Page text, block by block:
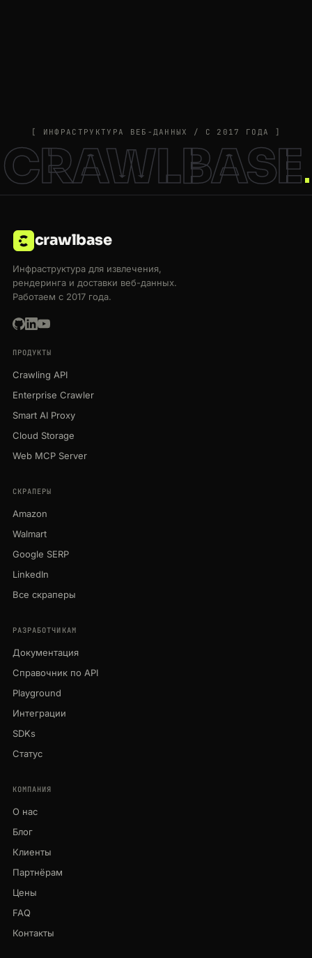
[ ИНФРАСТРУКТУРА ВЕБ-ДАННЫХ / С 2017 ГОДА ]
CRAWLBASE
crawlbase
Инфраструктура для извлечения,
рендеринга и доставки веб-данных.
Работаем с 2017 года.
ПРОДУКТЫ
Crawling API
Enterprise Crawler
Smart AI Proxy
Cloud Storage
Web MCP Server
СКРАПЕРЫ
Amazon
Walmart
Google SERP
LinkedIn
Все скраперы
РАЗРАБОТЧИКАМ
Документация
Справочник по API
Playground
Интеграции
SDKs
Статус
КОМПАНИЯ
О нас
Блог
Клиенты
Партнёрам
Цены
FAQ
Контакты